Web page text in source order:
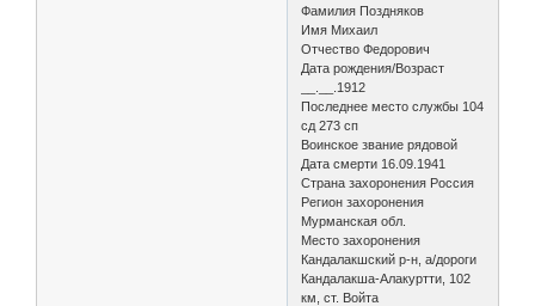
Фамилия Поздняков
Имя Михаил
Отчество Федорович
Дата рождения/Возраст
__.__.1912
Последнее место службы 104
сд 273 сп
Воинское звание рядовой
Дата смерти 16.09.1941
Страна захоронения Россия
Регион захоронения
Мурманская обл.
Место захоронения
Кандалакшский р-н, а/дороги
Кандалакша-Алакуртти, 102
км, ст. Войта